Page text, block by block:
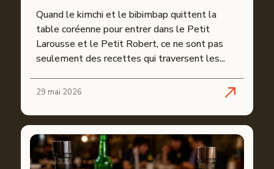
Quand le kimchi et le bibimbap quittent la
table coréenne pour entrer dans le Petit
Larousse et le Petit Robert, ce ne sont pas
seulement des recettes qui traversent les...
29 mai 2026